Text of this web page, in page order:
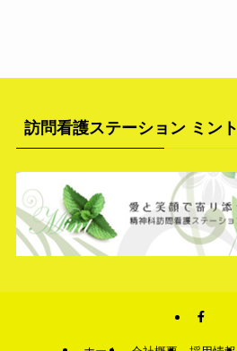
訪問看護ステーション ミント